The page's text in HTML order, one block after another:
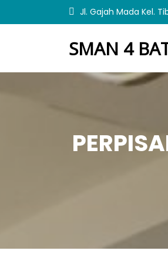
o
Jl. Gajah Mada Kel.
SMAN 4